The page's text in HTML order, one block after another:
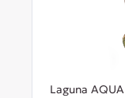
Laguna AQUA